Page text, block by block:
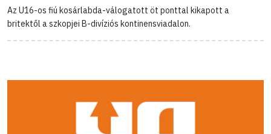
Az U16-os fiú kosárlabda-válogatott öt ponttal kikapott a
britektől a szkopjei B-divíziós kontinensviadalon.